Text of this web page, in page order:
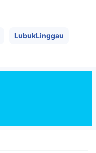
LubukLinggau